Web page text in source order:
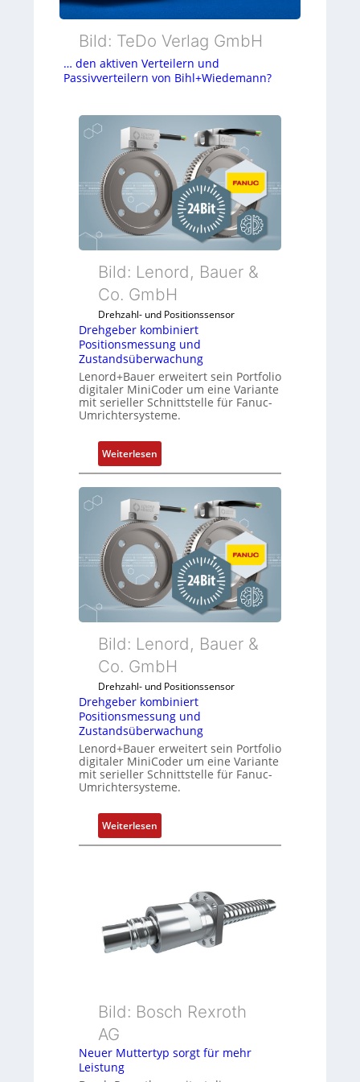
Bild: TeDo Verlag GmbH
… den aktiven Verteilern und
Passivverteilern von Bihl+Wiedemann?
Bild: Lenord, Bauer &
Co. GmbH
Drehzahl- und Positionssensor
Drehgeber kombiniert
Positionsmessung und
Zustandsüberwachung
Lenord+Bauer erweitert sein Portfolio
digitaler MiniCoder um eine Variante
mit serieller Schnittstelle für Fanuc-
Umrichtersysteme.
Weiterlesen
D
r
e
h
g
b
e
r
k
o
b
i
n
i
r
t
P
i
n
s
m
u
u
Bild: Lenord, Bauer &
Co. GmbH
Drehzahl- und Positionssensor
Drehgeber kombiniert
Positionsmessung und
Zustandsüberwachung
Lenord+Bauer erweitert sein Portfolio
digitaler MiniCoder um eine Variante
mit serieller Schnittstelle für Fanuc-
Umrichtersysteme.
Weiterlesen
D
g
e
b
o
i
Bild: Bosch Rexroth
AG
Neuer Muttertyp sorgt für mehr
Leistung